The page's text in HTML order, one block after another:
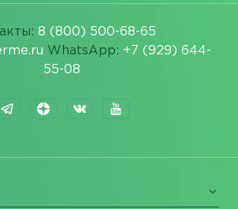
8 (800) 500-68-65
WhatsApp: +7 (929) 644-
55-08